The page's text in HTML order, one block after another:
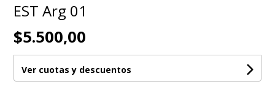
EST Arg 01
$5.500,00
Ver cuotas y descuentos